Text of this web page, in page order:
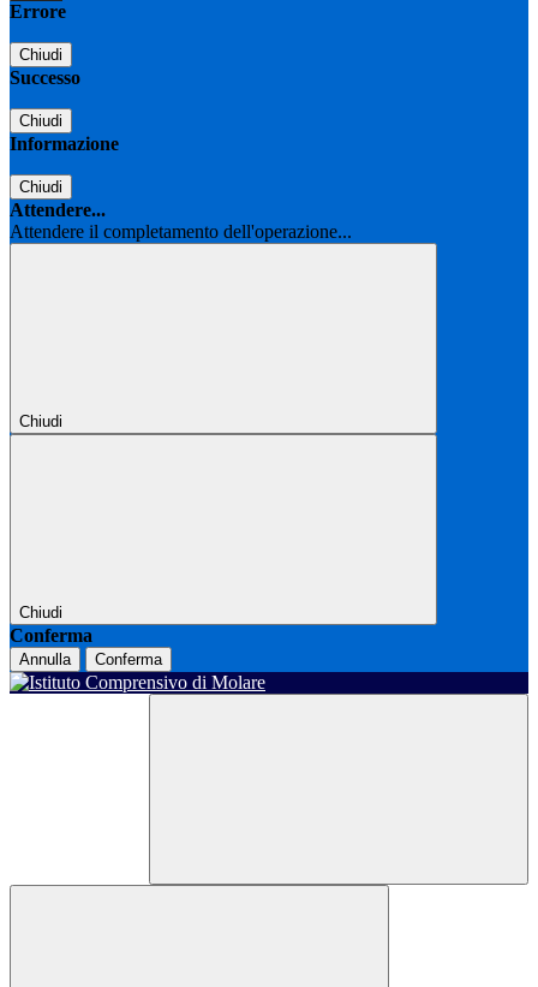
Errore
Chiudi
Successo
Chiudi
Informazione
Chiudi
Attendere...
Attendere il completamento dell'operazione...
Chiudi
Chiudi
Conferma
Annulla Conferma